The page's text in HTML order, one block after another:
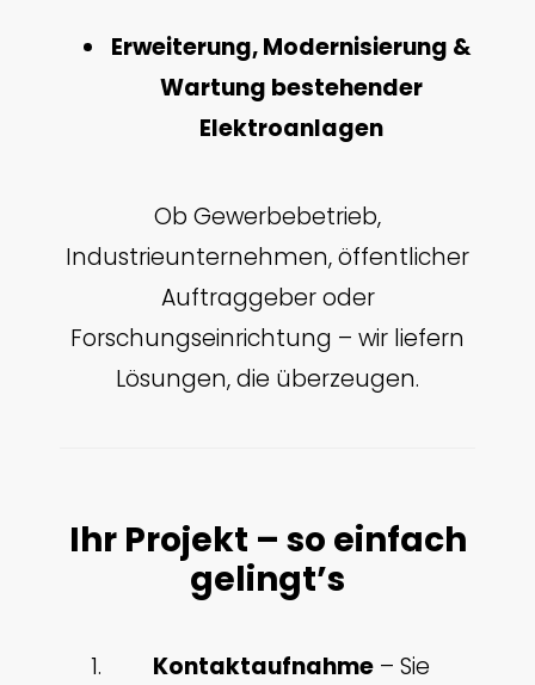
Erweiterung, Modernisierung &
Wartung bestehender
Elektroanlagen
Ob Gewerbebetrieb,
Industrieunternehmen, öffentlicher
Auftraggeber oder
Forschungseinrichtung – wir liefern
Lösungen, die überzeugen.
Ihr Projekt – so einfach
gelingt’s
Kontaktaufnahme – Sie